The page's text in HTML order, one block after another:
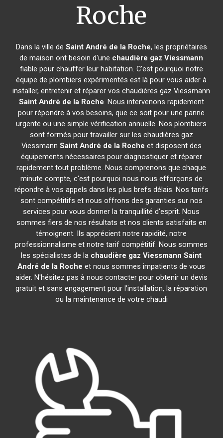
Roche
Dans la ville de Saint André de la Roche, les propriétaires
de maison ont besoin d'une chaudière gaz Viessmann
fiable pour chauffer leur habitation. C'est pourquoi notre
équipe de plombiers expérimentés est là pour vous aider à
installer, entretenir et réparer vos chaudières gaz Viessmann
Saint André de la Roche. Nous intervenons rapidement
pour répondre à vos besoins, que ce soit pour une panne
urgente ou une simple vérification annuelle. Nos plombiers
sont formés pour travailler sur les chaudières gaz
Viessmann Saint André de la Roche et disposent des
équipements nécessaires pour diagnostiquer et réparer
rapidement tout problème. Nous comprenons que chaque
minute compte, c'est pourquoi nous nous efforçons de
répondre à vos appels dans les plus brefs délais. Nos tarifs
sont compétitifs et nous offrons des garanties sur nos
services pour vous donner la tranquillité d'esprit. Nous
sommes fiers de nos résultats et nos clients satisfaits en
témoignent. Ils apprécient notre rapidité, notre
professionnalisme et notre tarif compétitif. Nous sommes
les spécialistes de la chaudière gaz Viessmann Saint
André de la Roche et nous sommes impatients de vous
aider. N'hésitez pas à nous contacter pour obtenir un devis
gratuit et sans engagement pour l'installation, la réparation
ou la maintenance de votre chaudi